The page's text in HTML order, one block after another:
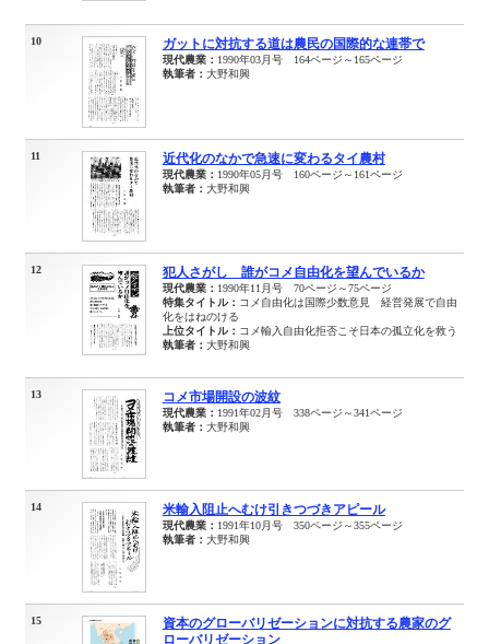
10 ガットに対抗する道は農民の国際的な連帯で
現代農業： 1990年03月号 164ページ～165ページ
執筆者： 大野和興
11 近代化のなかで急速に変わるタイ農村
現代農業： 1990年05月号 160ページ～161ページ
執筆者： 大野和興
12 犯人さがし 誰がコメ自由化を望んでいるか
現代農業： 1990年11月号 70ページ～75ページ
特集タイトル： コメ自由化は国際少数意見 経営発展で自由
化をはねのける
上位タイトル： コメ輸入自由化拒否こそ日本の孤立化を救う
執筆者： 大野和興
13 コメ市場開設の波紋
現代農業： 1991年02月号 338ページ～341ページ
執筆者： 大野和興
14 米輸入阻止へむけ引きつづきアピール
現代農業： 1991年10月号 350ページ～355ページ
執筆者： 大野和興
15
資本のグローバリゼーションに対抗する農家のグ
ローバリゼーション